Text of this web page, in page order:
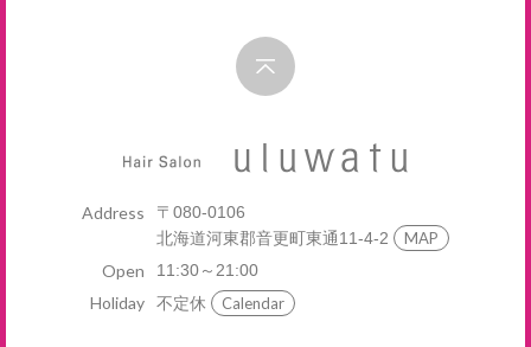
Address
〒080-0106
北海道河東郡音更町東通11-4-2
MAP
Open 11:30～21:00
Holiday 不定休 Calendar